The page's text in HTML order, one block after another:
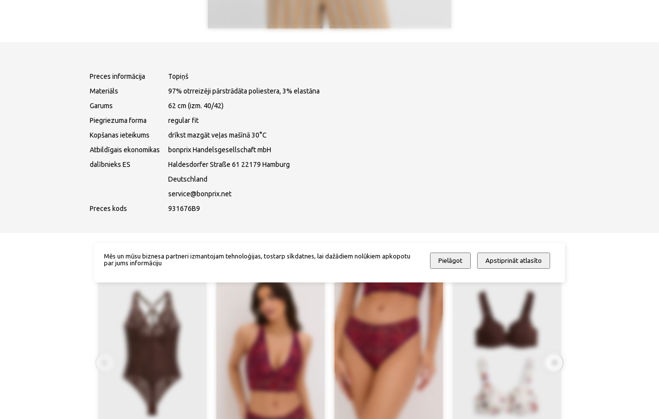
Preces informācija
Topiņš
Materiāls
97% otrreizēji pārstrādāta poliestera, 3% elastāna
Garums
62 cm (izm. 40/42)
Piegriezuma forma
regular fit
Kopšanas ieteikums
drīkst mazgāt veļas mašīnā 30°C
Atbildīgais ekonomikas
dalībnieks ES
bonprix Handelsgesellschaft mbH
Haldesdorfer Straße 61 22179 Hamburg
Deutschland
service@bonprix.net
Preces kods
931676B9
Mēs iesakām
Mēs un mūsu biznesa partneri izmantojam tehnoloģijas, tostarp sīkdatnes, lai dažādiem nolūkiem apkopotu
par jums informāciju
Pielāgot Apstiprināt atlasīto